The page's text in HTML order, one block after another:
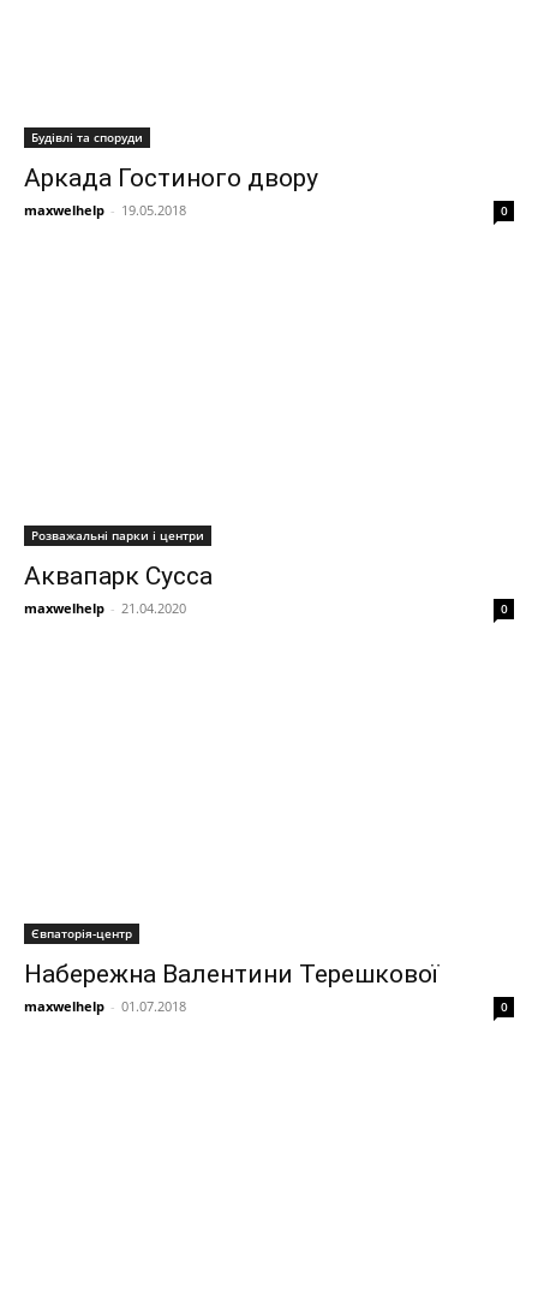
Будівлі та споруди
Аркада Гостиного двору
maxwelhelp - 19.05.2018 0
Розважальні парки і центри
Аквапарк Сусса
maxwelhelp - 21.04.2020 0
Євпаторія-центр
Набережна Валентини Терешкової
maxwelhelp - 01.07.2018 0